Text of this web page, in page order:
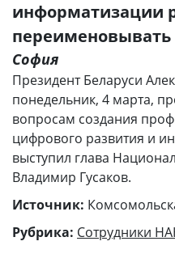
информатизации
София
Президент Беларуси
понедельник, 4 марта,
вопросам создания
цифрового развития и
выступил глава
Владимир Гусаков.
Источник:
Рубрика: Сотрудники